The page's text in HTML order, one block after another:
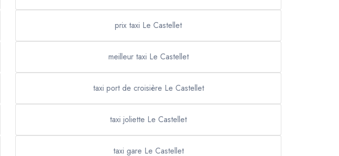
prix taxi Le Castellet
meilleur taxi Le Castellet
taxi port de croisière Le Castellet
taxi joliette Le Castellet
taxi gare Le Castellet